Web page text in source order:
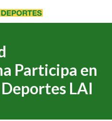
Participa en
LAI